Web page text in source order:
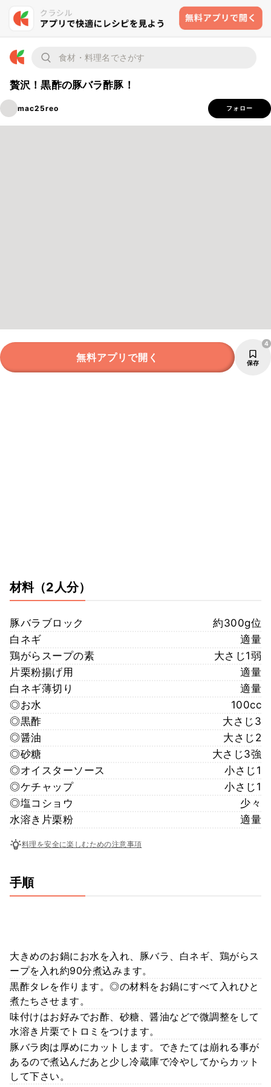
贅沢！黒酢の豚バラ酢豚！
mac25reo フォロー
無料アプリで開く 保存
4
材料（2人分）
豚バラブロック
約300g位
白ネギ
適量
鶏がらスープの素
大さじ1弱
片栗粉揚げ用
適量
白ネギ薄切り
適量
◎お水
100cc
◎黒酢
大さじ3
◎醤油
大さじ2
◎砂糖
大さじ3強
◎オイスターソース
小さじ1
◎ケチャップ
小さじ1
◎塩コショウ
少々
水溶き片栗粉
適量
料理を安全に楽しむための注意事項
手順
大きめのお鍋にお水を入れ、豚バラ、白ネギ、鶏がらス
ープを入れ約90分煮込みます。
黒酢タレを作ります。◎の材料をお鍋にすべて入れひと
煮たちさせます。
味付けはお好みでお酢、砂糖、醤油などで微調整をして
水溶き片栗でトロミをつけます。
豚バラ肉は厚めにカットします。できたては崩れる事が
あるので煮込んだあと少し冷蔵庫で冷やしてからカット
して下さい。